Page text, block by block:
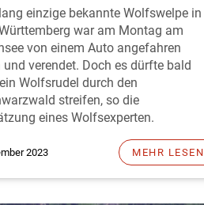
einzige bekannte Wolfswelpe in
war am Montag am
von einem Auto angefahren
und verendet. Doch es dürfte bald
Wolfsrudel durch den
streifen, so die
eines Wolfsexperten.
2023 MEHR LESEN